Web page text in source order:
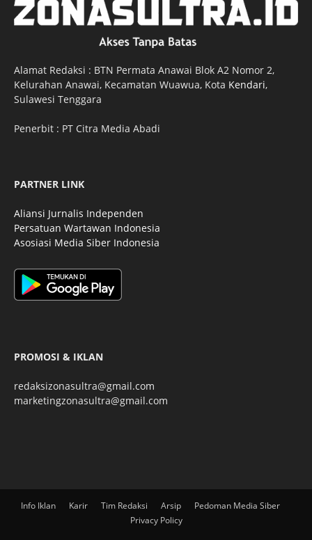
Alamat Redaksi : BTN Permata Anawai Blok A2 Nomor 2,
Kelurahan Anawai, Kecamatan Wuawua, Kota Kendari,
Sulawesi Tenggara
Penerbit : PT Citra Media Abadi
PARTNER LINK
Aliansi Jurnalis Independen
Persatuan Wartawan Indonesia
Asosiasi Media Siber Indonesia
PROMOSI & IKLAN
redaksizonasultra@gmail.com
marketingzonasultra@gmail.com
Info Iklan Karir Tim Redaksi Arsip
Pedoman Media Siber
Privacy Policy